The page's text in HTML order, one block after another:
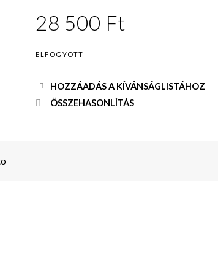
28 500 Ft
ELFOGYOTT
HOZZÁADÁS A KÍVÁNSÁGLISTÁHOZ
ÖSSZEHASONLÍTÁS